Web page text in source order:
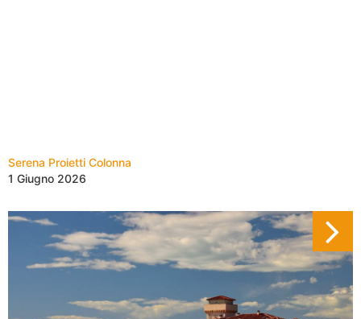
Serena Proietti Colonna
1 Giugno 2026